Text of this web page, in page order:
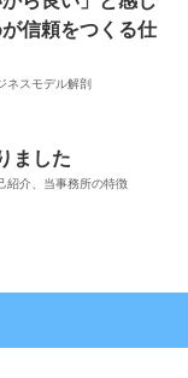
信頼をつくる仕
ネスモデル解剖
ました
紹介、当事務所の特徴